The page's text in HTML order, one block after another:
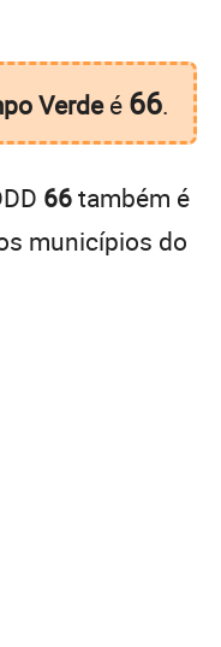
Verdeé 66.
66também é
municípios do